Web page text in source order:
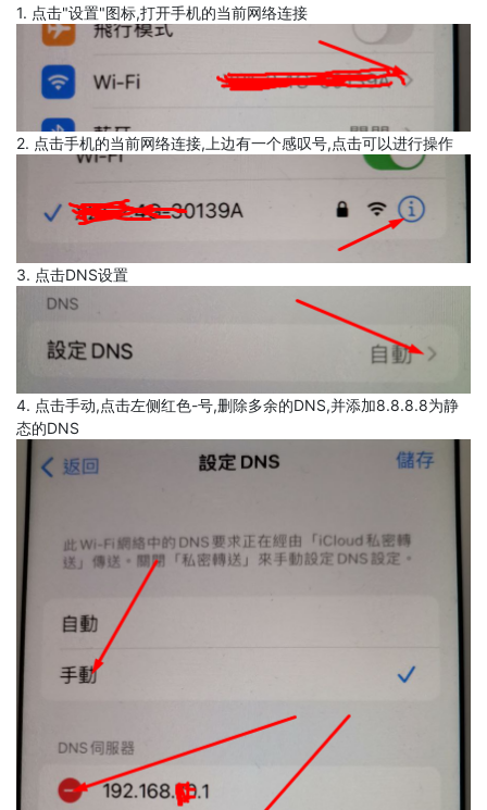
1. 点击"设置"图标,打开手机的当前网络连接
2. 点击手机的当前网络连接,上边有一个感叹号,点击可以进行操作
3. 点击DNS设置
4. 点击手动,点击左侧红色-号,删除多余的DNS,并添加8.8.8.8为静
态的DNS